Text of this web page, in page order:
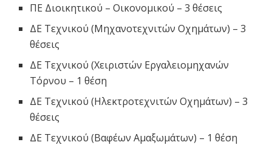
ΠΕ Διοικητικού – Οικονομικού – 3 θέσεις
ΔΕ Τεχνικού (Μηχανοτεχνιτών Οχημάτων) – 3
θέσεις
ΔΕ Τεχνικού (Χειριστών Εργαλειομηχανών
Τόρνου – 1 θέση
ΔΕ Τεχνικού (Ηλεκτροτεχνιτών Οχημάτων) – 3
θέσεις
ΔΕ Τεχνικού (Βαφέων Αμαξωμάτων) – 1 θέση